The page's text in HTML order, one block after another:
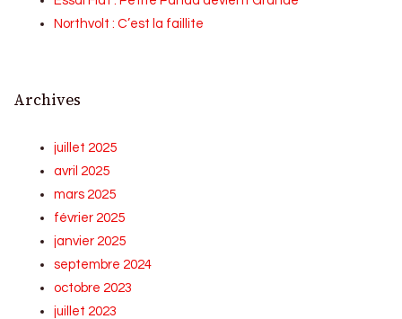
Northvolt : C’est la faillite
Archives
juillet 2025
avril 2025
mars 2025
février 2025
janvier 2025
septembre 2024
octobre 2023
juillet 2023